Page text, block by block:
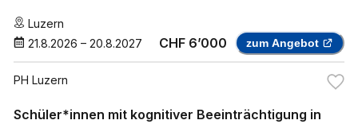
Luzern
21.8.2026 – 20.8.2027 CHF 6’000 zum Angebot
PH Luzern
Schüler*innen mit kognitiver Beeinträchtigung in